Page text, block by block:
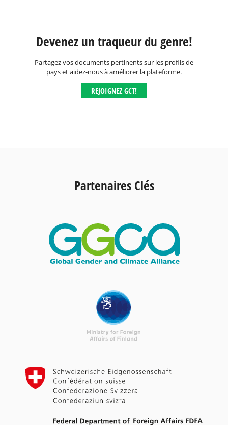
Devenez un traqueur du genre!
Partagez vos documents pertinents sur les profils de
pays et aidez-nous à améliorer la plateforme.
REJOIGNEZ GCT!
Partenaires Clés